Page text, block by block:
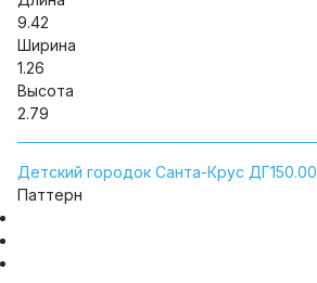
9.42
Ширина
1.26
Высота
2.79
Детский городок Санта-Крус ДГ150.00
Паттерн